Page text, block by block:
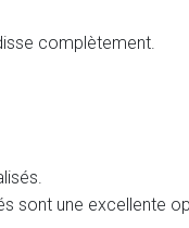
complètement.
sont une excellente